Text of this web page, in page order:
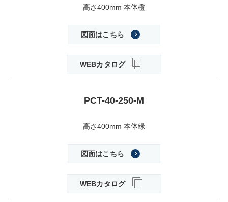
高さ400mm 本体橙
図面はこちら
WEBカタログ
PCT-40-250-M
高さ400mm 本体緑
図面はこちら
WEBカタログ